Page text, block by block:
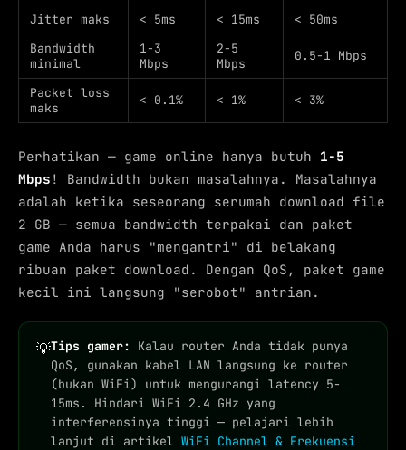
Jitter maks < 5ms < 15ms
< 50ms
Bandwidth
minimal
1-3
Mbps
2-5
Mbps
0.5-1 Mbps
Packet loss
maks
< 0.1% < 1% < 3%
Perhatikan — game online hanya butuh 1-5
Mbps ! Bandwidth bukan masalahnya. Masalahnya
adalah ketika seseorang serumah download file
2 GB — semua bandwidth terpakai dan paket
game Anda harus "mengantri" di belakang
ribuan paket download. Dengan QoS, paket game
kecil ini langsung "serobot" antrian.
💡Tips gamer:
Kalau router Anda tidak punya
QoS, gunakan kabel LAN langsung ke router
(bukan WiFi) untuk mengurangi latency 5-
15ms. Hindari WiFi 2.4 GHz yang
interferensinya tinggi — pelajari lebih
lanjut di artikelWiFi Channel & Frekuensi